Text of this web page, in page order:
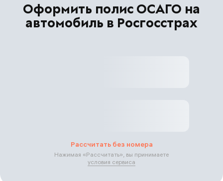
Оформить полис ОСАГО на
автомобиль в Росгосстрах
Рассчитать без номера
Нажимая «Рассчитать», вы принимаете
условия сервиса